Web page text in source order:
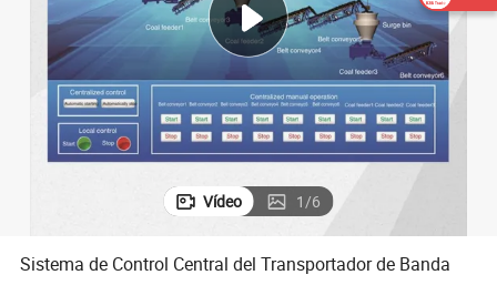
Vídeo 1/6
Sistema de Control Central del Transportador de Banda